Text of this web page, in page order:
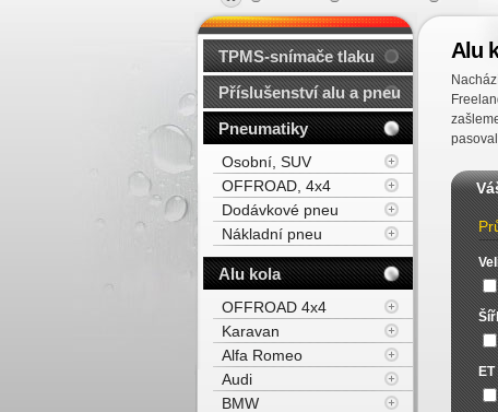
Alu
ET
TPMS-snímače tlaku
Příslušenství alu a pneu
Pneumatiky
Osobní, SUV
OFFROAD, 4x4
Dodávkové pneu
Nákladní pneu
Alu kola
OFFROAD 4x4
Karavan
Alfa Romeo
Audi
BMW